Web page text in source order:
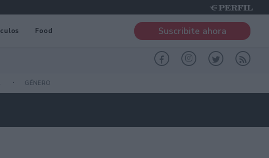
Food Suscribite ahora
GÉNERO